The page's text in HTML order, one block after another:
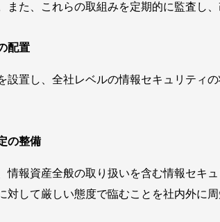
た、これらの取組みを定期的に監査し
配置
設置し、全社レベルの情報セキュリティ
の整備
情報資産全般の取り扱いを含む情報セキ
して厳しい態度で臨むことを社内外に周